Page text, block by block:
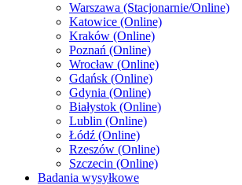
Warszawa (Stacjonarnie/Online)
Katowice (Online)
Kraków (Online)
Poznań (Online)
Wrocław (Online)
Gdańsk (Online)
Gdynia (Online)
Białystok (Online)
Lublin (Online)
Łódź (Online)
Rzeszów (Online)
Szczecin (Online)
Badania wysyłkowe